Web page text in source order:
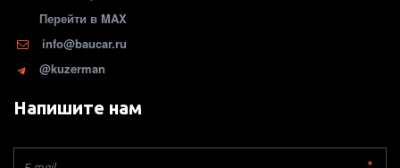
Перейти в MAX
info@baucar.ru
@kuzerman
Напишите нам